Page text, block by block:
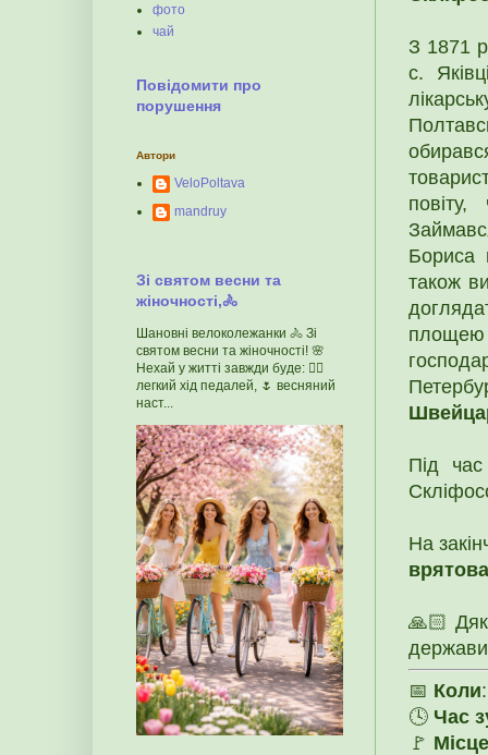
З 1871
с.
повіту,
Бориса
також
площею
Під
На
🙏🏻
держави
📅 Коли
🕓 Час
🚩
фото
чай
Повідомити про
порушення
Автори
VeloPoltava
mandruy
Зі святом весни та
жіночності,🚴
Шановні велоколежанки 🚴 Зі
святом весни та жіночності! 🌸
Нехай у житті завжди буде: 🚴‍♀️
легкий хід педалей, 🌷 весняний
наст...